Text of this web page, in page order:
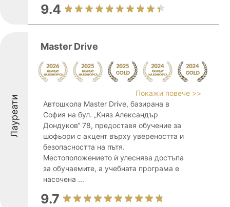
9.4
Лауреати
Master Drive
Покажи повече >>
Автошкола Master Drive, базирана в
София на бул. „Княз Александър
Дондуков“ 78, предоставя обучение за
шофьори с акцент върху увереността и
безопасността на пътя.
Местоположението ѝ улеснява достъпа
за обучаемите, а учебната програма е
насочена ...
9.7